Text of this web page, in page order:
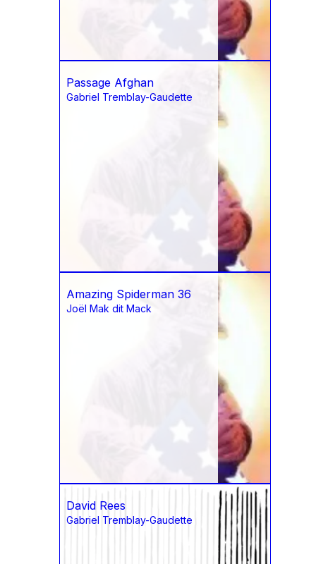
Passage Afghan
Gabriel Tremblay-Gaudette
Amazing Spiderman 36
Joël Mak dit Mack
David Rees
Gabriel Tremblay-Gaudette